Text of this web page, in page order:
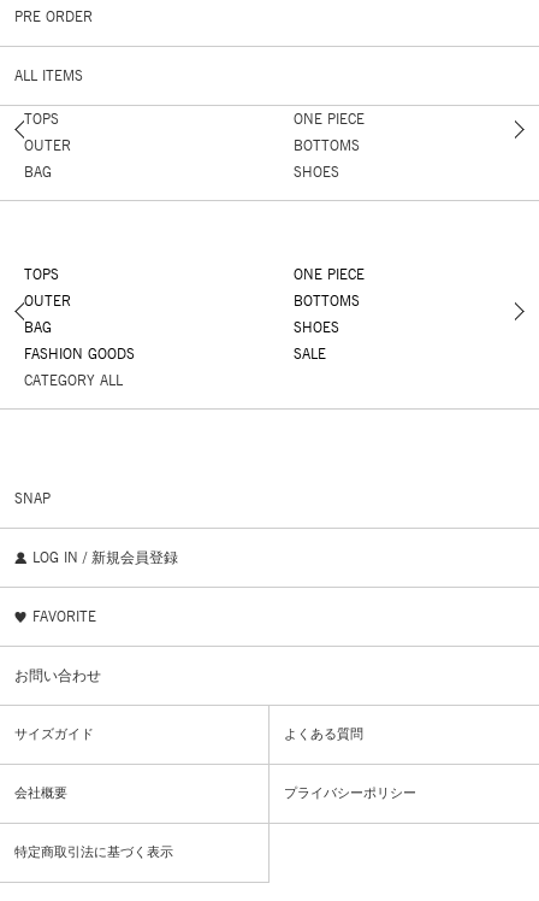
PRE ORDER
ALL ITEMS
TOPS
ONE PIECE
OUTER
BOTTOMS
BAG
SHOES
TOPS
ONE PIECE
OUTER
BOTTOMS
BAG
SHOES
FASHION GOODS
SALE
CATEGORY ALL
SNAP
LOG IN / 新規会員登録
FAVORITE
お問い合わせ
サイズガイド よくある質問
会社概要 プライバシーポリシー
特定商取引法に基づく表示